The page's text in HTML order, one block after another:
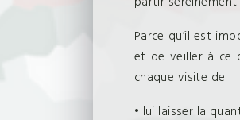
Parce qu’il est
et de veiller à ce
chaque visite de :
• lui laisser la